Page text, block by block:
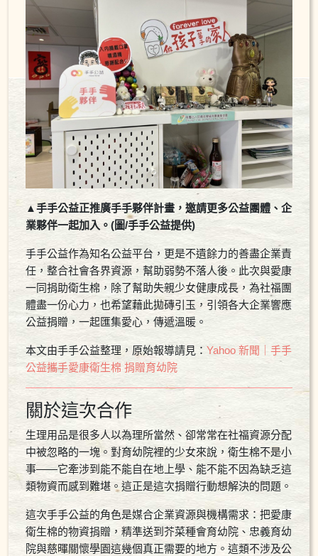
▲手手公益正推廣手手夥伴計畫，邀請更多公益團體、企
業夥伴一起加入。(圖/手手公益提供)
手手公益作為知名公益平台，更是不遺餘力的善盡企業責
任，整合社會各界資源，幫助弱勢不落人後。此次與愛康
一同捐助衛生棉，除了幫助失親少女健康成長，為社福團
體盡一份心力，也希望藉此拋磚引玉，引領各大企業響應
公益捐贈，一起匯集愛心，傳遞溫暖。
本文由手手公益整理，原始報導請見： Yahoo 新聞｜手手
公益攜手愛康衛生棉 捐贈育幼院
關於這次合作
生理用品是很多人以為理所當然、卻常常在社福資源分配
中被忽略的一塊。對育幼院裡的少女來說，衛生棉不是小
事——它牽涉到能不能自在地上學、能不能不因為缺乏這
類物資而感到難堪。這正是這次捐贈行動想解決的問題。
這次手手公益的角色是媒合企業資源與機構需求：把愛康
衛生棉的物資捐贈，精準送到芥菜種會育幼院、忠義育幼
院與慈暉關懷學園這幾個真正需要的地方。這類不涉及公